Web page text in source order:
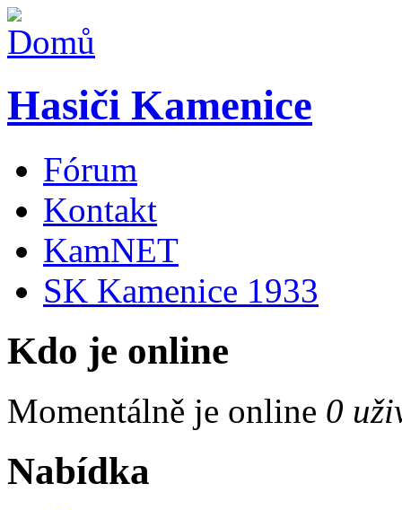
Hasiči Kamenice
Fórum
Kontakt
KamNET
SK Kamenice 1933
Kdo je online
Momentálně je online 0
Nabídka